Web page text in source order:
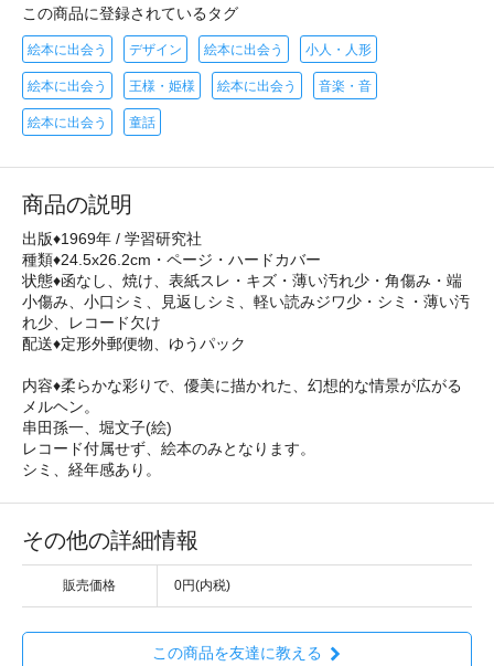
この商品に登録されているタグ
絵本に出会う デザイン 絵本に出会う 小人・人形
絵本に出会う 王様・姫様 絵本に出会う 音楽・音
絵本に出会う 童話
商品の説明
出版♦1969年 / 学習研究社
種類♦24.5x26.2cm・ページ・ハードカバー
状態♦函なし、焼け、表紙スレ・キズ・薄い汚れ少・角傷み・端
小傷み、小口シミ、見返しシミ、軽い読みジワ少・シミ・薄い汚
れ少、レコード欠け
配送♦定形外郵便物、ゆうパック
内容♦柔らかな彩りで、優美に描かれた、幻想的な情景が広がる
メルヘン。
串田孫一、堀文子(絵)
レコード付属せず、絵本のみとなります。
シミ、経年感あり。
その他の詳細情報
販売価格 0円(内税)
この商品を友達に教える